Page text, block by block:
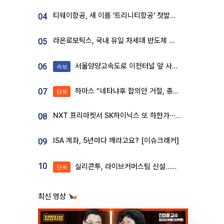
04 티웨이항공, 새 이름 '트리니티항공' 첫발…SSC 전략 본격화
05 라온로보틱스, 국내 유일 차세대 반도체 공정 로봇 개발 ‘고객사 테스트 진행’
06 속보 서울양양고속도로 이천터널 앞 사고 발생
07 단독 하마스 “네타냐후 합의안 거절, 총선 앞두고 시간 끌기”
08 NXT 프리마켓서 SK하이닉스 또 하한가⋯‘11주 거래’에 시초가 왜곡
09 ISA 계좌, 5년마다 깨라고요? [이슈크래커]
10 단독 실리콘투, 라이브커머스팀 신설…K뷰티 ‘글로벌 판매망’ 확대[K뷰티 라방戰]
최신 영상